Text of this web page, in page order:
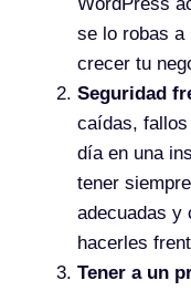
se lo robas a
crecer tu
Seguridad
caídas, fallos
día en una
tener
adecuadas y
hacerles
Tener a un